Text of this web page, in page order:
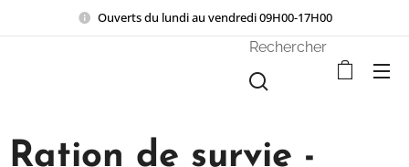
Ouverts du lundi au vendredi 09H00-17H00
Rechercher
Ration de survie -